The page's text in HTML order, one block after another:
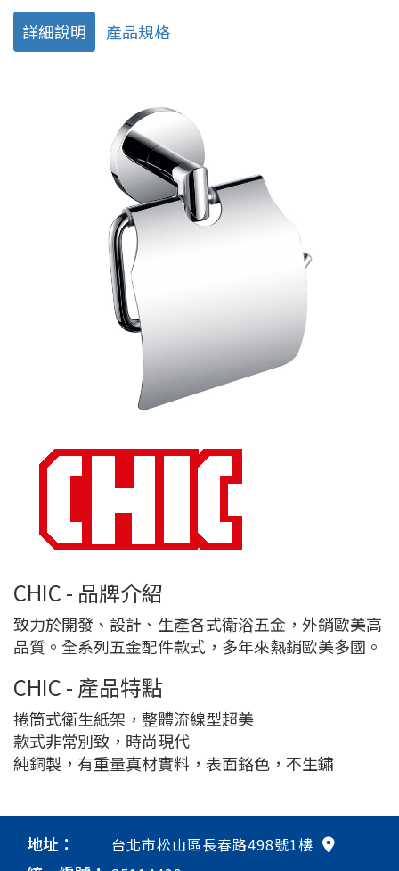
詳細說明 產品規格
CHIC - 品牌介紹
致力於開發、設計、生產各式衛浴五金，外銷歐美高
品質。全系列五金配件款式，多年來熱銷歐美多國。
CHIC - 產品特點
捲筒式衛生紙架，整體流線型超美
款式非常別致，時尚現代
純銅製，有重量真材實料，表面鉻色，不生鏽
地址： 台北市松山區長春路498號1樓